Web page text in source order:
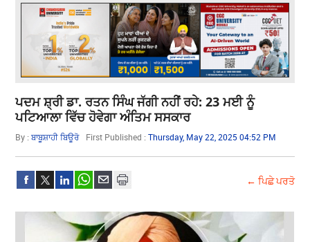
ਪਦਮ ਸ਼੍ਰੀ ਡਾ. ਰਤਨ ਸਿੰਘ ਜੱਗੀ ਨਹੀਂ ਰਹੇ: 23 ਮਈ ਨੂੰ
ਪਟਿਆਲਾ ਵਿੱਚ ਹੋਵੇਗਾ ਅੰਤਿਮ ਸਸਕਾਰ
By :ਬਾਬੂਸ਼ਾਹੀ ਬਿਊਰੋ First Published :Thursday, May 22, 2025 04:52 PM
← ਪਿਛੇ ਪਰਤੋ